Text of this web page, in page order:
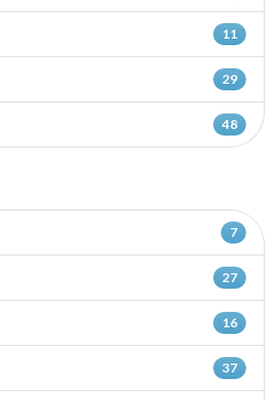
11
29
48
7
27
16
37